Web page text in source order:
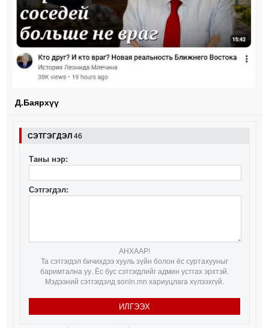
Д.Баярхүү
СЭТГЭГДЭЛ46
Таны нэр:
Сэтгэгдэл:
АНХААР!
Та сэтгэгдэл бичихдээ хууль зүйн болон ёс суртахууныг
баримтална уу. Ёс бус сэтгэгдлийг админ устгах эрхтэй.
Мэдээний сэтгэгдэлд sonin.mn хариуцлага хүлээхгүй.
ИЛГЭЭХ